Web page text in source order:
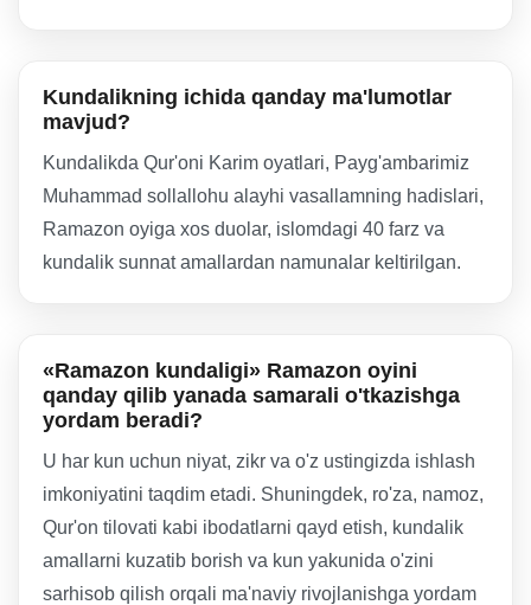
Kundalikning ichida qanday ma'lumotlar
mavjud?
Kundalikda Qur'oni Karim oyatlari, Payg'ambarimiz
Muhammad sollallohu alayhi vasallamning hadislari,
Ramazon oyiga xos duolar, islomdagi 40 farz va
kundalik sunnat amallardan namunalar keltirilgan.
«Ramazon kundaligi» Ramazon oyini
qanday qilib yanada samarali o'tkazishga
yordam beradi?
U har kun uchun niyat, zikr va o'z ustingizda ishlash
imkoniyatini taqdim etadi. Shuningdek, ro'za, namoz,
Qur'on tilovati kabi ibodatlarni qayd etish, kundalik
amallarni kuzatib borish va kun yakunida o'zini
sarhisob qilish orqali ma'naviy rivojlanishga yordam